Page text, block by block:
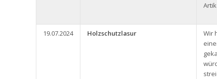
19.07.2024 Holzschutzlasur
Wir